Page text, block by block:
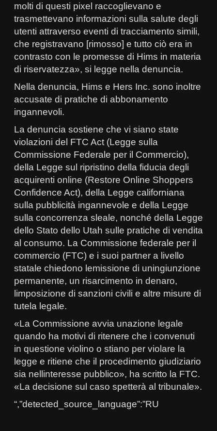
molti di questi pixel raccoglievano e
trasmettevano informazioni sulla salute degli
utenti attraverso eventi di tracciamento simili,
che registravano [rimosso] e tutto ciò era in
contrasto con le promesse di Hims in materia
di riservatezza», si legge nella denuncia.
Nella denuncia, Hims e Hers Inc. sono inoltre
accusate di pratiche di abbonamento
ingannevoli.
La denuncia sostiene che vi siano state
violazioni del FTC Act (Legge sulla
Commissione Federale per il Commercio),
della Legge sul ripristino della fiducia degli
acquirenti online (Restore Online Shoppers
Confidence Act), della Legge californiana
sulla pubblicità ingannevole e della Legge
sulla concorrenza sleale, nonché della Legge
dello Stato dello Utah sulle pratiche di vendita
al consumo. La Commissione federale per il
commercio (FTC) e i suoi partner a livello
statale chiedono lemissione di uningiunzione
permanente, un risarcimento in denaro,
limposizione di sanzioni civili e altre misure di
tutela legale.
«La Commissione avvia unazione legale
quando ha motivi di ritenere che i convenuti
in questione violino o stiano per violare la
legge e ritiene che il procedimento giudiziario
sia nellinteresse pubblico», ha scritto la FTC.
«La decisione sul caso spetterà al tribunale».
“,”detected_source_language”:”RU